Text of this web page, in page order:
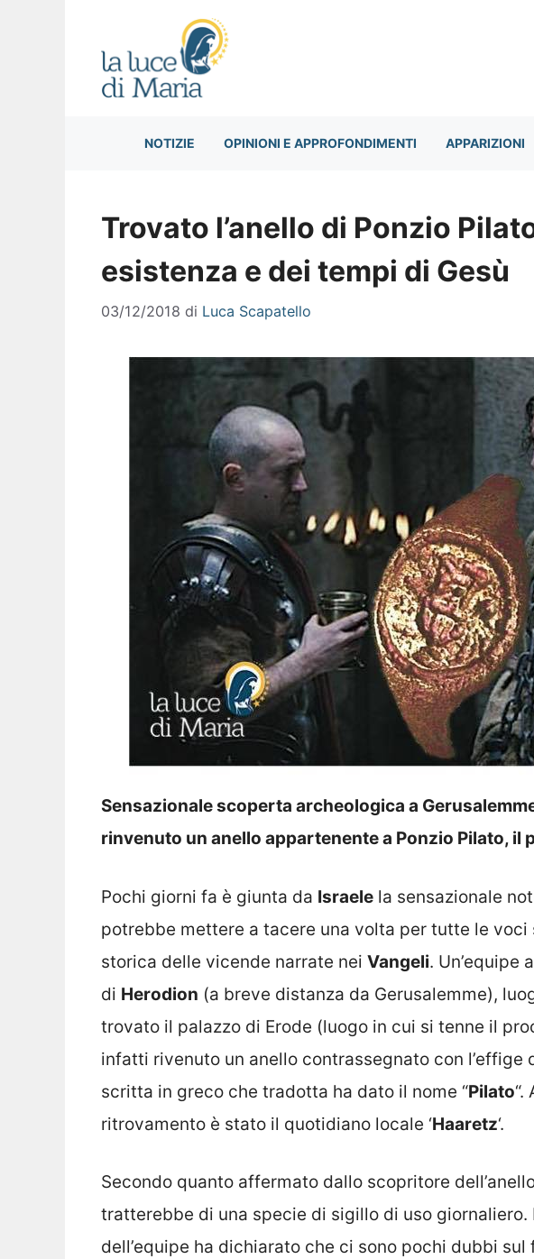
NOTIZIE OPINIONI E APPROFONDIMENTI APPARIZIONI
Trovato l’anello di Ponzio
esistenza e dei tempi di Gesù
03/12/2018 di Luca Scapatello
Sensazionale scoperta archeologica a
rinvenuto un anello appartenente a Ponzio Pilato, il
Pochi giorni fa è giunta da Israele la sensazionale
potrebbe mettere a tacere una volta per tutte le
storica delle vicende narrate nei Vangeli. Un’equipe
di Herodion (a breve distanza da Gerusalemme),
trovato il palazzo di Erode (luogo in cui si tenne il
infatti rivenuto un anello contrassegnato con l’effige
scritta in greco che tradotta ha dato il nome “Pilato
ritrovamento è stato il quotidiano locale ‘Haaretz‘.
Secondo quanto affermato dallo scopritore
tratterebbe di una specie di sigillo di uso giornaliero.
dell’equipe ha dichiarato che ci sono pochi dubbi sul